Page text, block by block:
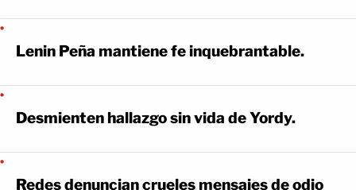
Lenin Peña mantiene fe inquebrantable.
Desmienten hallazgo sin vida de Yordy.
Redes denuncian crueles mensajes de odio